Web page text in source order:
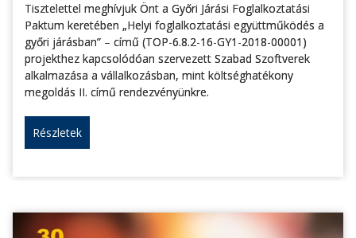
Tisztelettel meghívjuk Önt a Győri Járási Foglalkoztatási
Paktum keretében „Helyi foglalkoztatási együttműködés a
győri járásban” – című (TOP-6.8.2-16-GY1-2018-00001)
projekthez kapcsolódóan szervezett Szabad Szoftverek
alkalmazása a vállalkozásban, mint költséghatékony
megoldás II. című rendezvényünkre.
Részletek